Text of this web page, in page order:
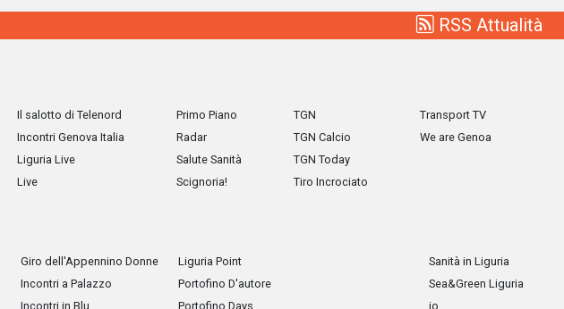
RSS Attualità
Il salotto di Telenord
Incontri Genova Italia
Liguria Live
Live
Primo Piano
Radar
Salute Sanità
Scignoria!
TGN
TGN Calcio
TGN Today
Tiro Incrociato
Transport TV
We are Genoa
Giro dell'Appennino Donne
Incontri a Palazzo
Incontri in Blu
Liguria Point
Portofino D'autore
Portofino Days
Sanità in Liguria
Sea&Green Liguria
io